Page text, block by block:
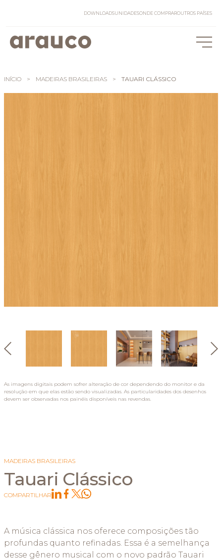
DOWNLOADSUNIDADESONDE COMPRAROUTROS PAÍSES
INÍCIO > MADEIRAS BRASILEIRAS > TAUARI CLÁSSICO
As imagens digitais podem sofrer alteração de cor dependendo do monitor e da
resolução em que elas estão sendo visualizadas. As particularidades dos desenhos
devem ser observadas nos painéis disponíveis nas revendas.
MADEIRAS BRASILEIRAS
Tauari Clássico
COMPARTILHAR
A música clássica nos oferece composições tão
profundas quanto refinadas. Essa é a semelhança
desse gênero musical com o novo padrão Tauari